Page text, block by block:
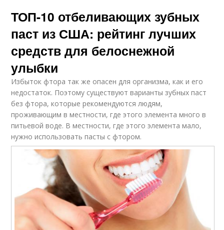
ТОП-10 отбеливающих зубных
паст из США: рейтинг лучших
средств для белоснежной
улыбки
Избыток фтора так же опасен для организма, как и его
недостаток. Поэтому существуют варианты зубных паст
без фтора, которые рекомендуются людям,
проживающим в местности, где этого элемента много в
питьевой воде. В местности, где этого элемента мало,
нужно использовать пасты с фтором.